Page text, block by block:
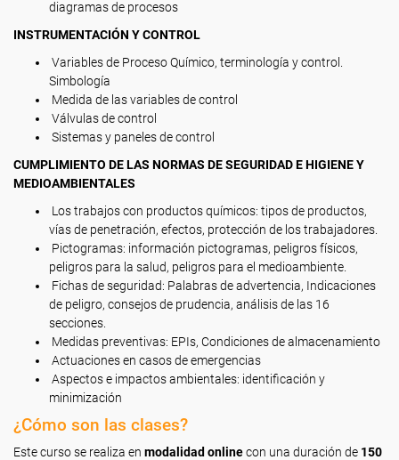
diagramas de procesos
INSTRUMENTACIÓN Y CONTROL
Variables de Proceso Químico, terminología y control.
Simbología
Medida de las variables de control
Válvulas de control
Sistemas y paneles de control
CUMPLIMIENTO DE LAS NORMAS DE SEGURIDAD E HIGIENE Y
MEDIOAMBIENTALES
Los trabajos con productos químicos: tipos de productos,
vías de penetración, efectos, protección de los trabajadores.
Pictogramas: información pictogramas, peligros físicos,
peligros para la salud, peligros para el medioambiente.
Fichas de seguridad: Palabras de advertencia, Indicaciones
de peligro, consejos de prudencia, análisis de las 16
secciones.
Medidas preventivas: EPIs, Condiciones de almacenamiento
Actuaciones en casos de emergencias
Aspectos e impactos ambientales: identificación y
minimización
¿Cómo son las clases?
Este curso se realiza en modalidad onlinecon una duración de 150